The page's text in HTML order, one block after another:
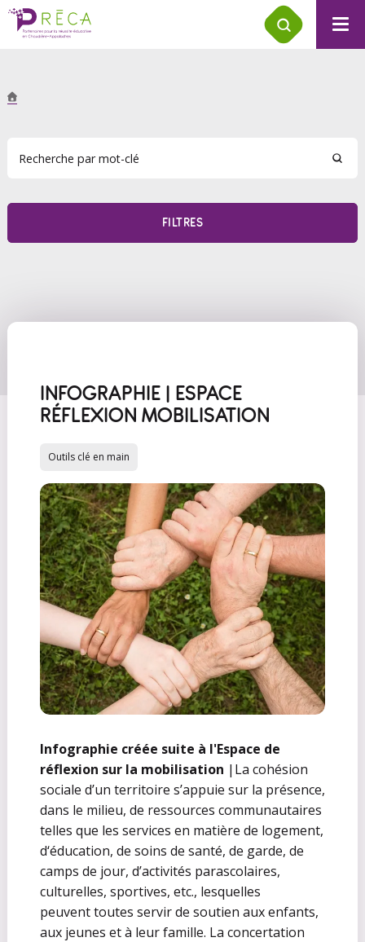
FILTRES
INFOGRAPHIE | ESPACE
RÉFLEXION MOBILISATION
Outils clé en main
Infographie créée suite à l'Espace de
réflexion sur la mobilisation |La cohésion
sociale d’un territoire s’appuie sur la présence,
dans le milieu, de ressources communautaires
telles que les services en matière de logement,
d‘éducation, de soins de santé, de garde, de
camps de jour, d’activités parascolaires,
culturelles, sportives, etc., lesquelles
peuvent toutes servir de soutien aux enfants,
aux jeunes et à leur famille. La concertation